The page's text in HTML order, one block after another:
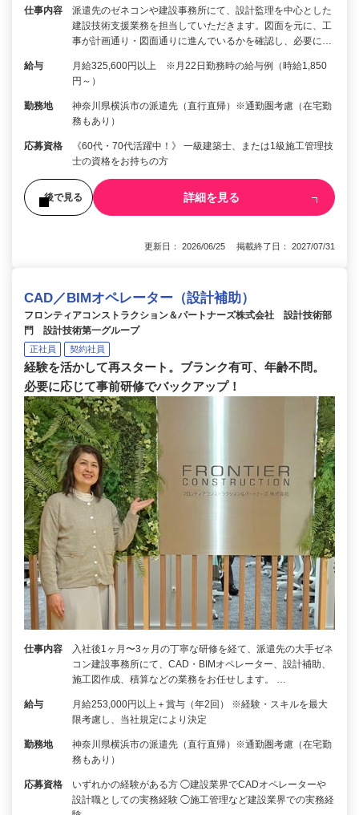
仕事内容
派遣先のゼネコンや建設事務所にて、設計監理を中心とした
建設技術支援業務を担当していただきます。図面を元に、工
事が計画通り・図面通りに進んでいるかを確認し、必要に…
給与
月給325,600円以上 ※月22日勤務時の給与例（時給1,850
円～）
勤務地
神奈川県横浜市の派遣先（直行直帰）※通勤圏考慮（在宅勤
務もあり）
応募資格
《60代・70代活躍中！》 一級建築士、または1級施工管理技
士の資格をお持ちの方
後で見る 詳細を見る
更新日： 2026/06/25 掲載終了日： 2027/07/31
CAD／BIMオペレーター（設計補助）
フロンティアコンストラクション＆パートナーズ株式会社 設計技術部
門 設計技術第一グループ
正社員 契約社員
経験を活かして再スタート。ブランク有可、年齢不問。
必要に応じて事前研修でバックアップ！
仕事内容
入社後1ヶ月〜3ヶ月の丁寧な研修を経て、派遣先の大手ゼネ
コン建設事務所にて、CAD・BIMオペレーター、設計補助、
施工図作成、積算などの業務をお任せします。 …
給与
月給253,000円以上＋賞与（年2回） ※経験・スキルを最大
限考慮し、当社規定により決定
勤務地
神奈川県横浜市の派遣先（直行直帰）※通勤圏考慮（在宅勤
務もあり）
応募資格
いずれかの経験がある方 ◯建設業界でCADオペレーターや
設計職としての実務経験 ◯施工管理など建設業界での実務経